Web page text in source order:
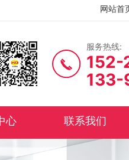
网站首
服务热线:
152-
心 联系我们